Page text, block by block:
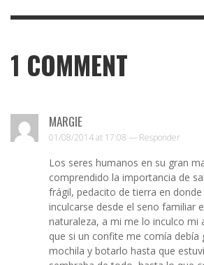
1 COMMENT
MARGIE
01/08/2014 at 17:08 — Responder
Los seres humanos en su gran
comprendido la importancia de
frágil, pedacito de tierra en
inculcarse desde el seno familiar
naturaleza, a mi me lo inculco mi
que si un confite me comía debía
mochila y botarlo hasta que